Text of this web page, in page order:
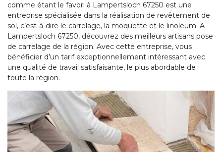
comme étant le favori à Lampertsloch 67250 est une
entreprise spécialisée dans la réalisation de revêtement de
sol, c’est-à-dire le carrelage, la moquette et le linoleum. A
Lampertsloch 67250, découvrez des meilleurs artisans pose
de carrelage de la région. Avec cette entreprise, vous
bénéficier d’un tarif exceptionnellement intéressant avec
une qualité de travail satisfaisante, le plus abordable de
toute la région.